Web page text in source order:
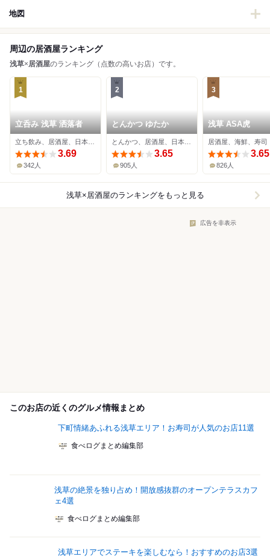
地図
周辺の居酒屋ランキング
浅草×居酒屋のランキング（点数の高いお店）です。
1
立呑み 浅草 洒落者
3.69
342人
2
とんかつ ゆたか
3.65
905人
3
浅草 ASA虎
居酒屋、海鮮、寿司
3.65
826人
浅草×居酒屋のランキングをもっと見る
広告を非表示
このお店の近くのグルメ情報まとめ
下町情緒あふれる浅草エリア！お寿司が人気のお店11選
食べログまとめ編集部
浅草の絶景を独り占め！開放感抜群のオープンテラスカフ
ェ4選
食べログまとめ編集部
浅草エリアでステーキを楽しむなら！おすすめのお店3選